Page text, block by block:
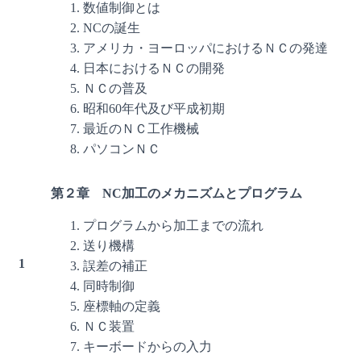
1
数値制御とは
NCの誕生
アメリカ・ヨーロッパにおけるＮＣの発達
日本におけるＮＣの開発
ＮＣの普及
昭和60年代及び平成初期
最近のＮＣ工作機械
パソコンＮＣ
第２章 NC加工のメカニズムとプログラム
プログラムから加工までの流れ
送り機構
誤差の補正
同時制御
座標軸の定義
ＮＣ装置
キーボードからの入力